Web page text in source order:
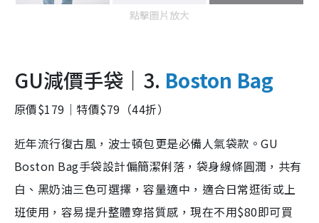
點擊圖片放大
GU減價手袋｜3. Boston Bag
原價$179｜特價$79（44折）
近年流行復古風，波士頓包更是必備人氣袋款。GU
Boston Bag手袋設計偏簡潔俐落，袋身線條圓潤，共有
白、黑奶油三色可選擇，容量適中，適合日常逛街或上
班使用，容易提升整體穿搭質感，現在不用$80即可買